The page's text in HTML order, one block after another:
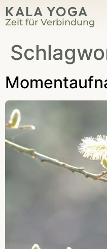
KALA YOGA
Zeit für Verbindung